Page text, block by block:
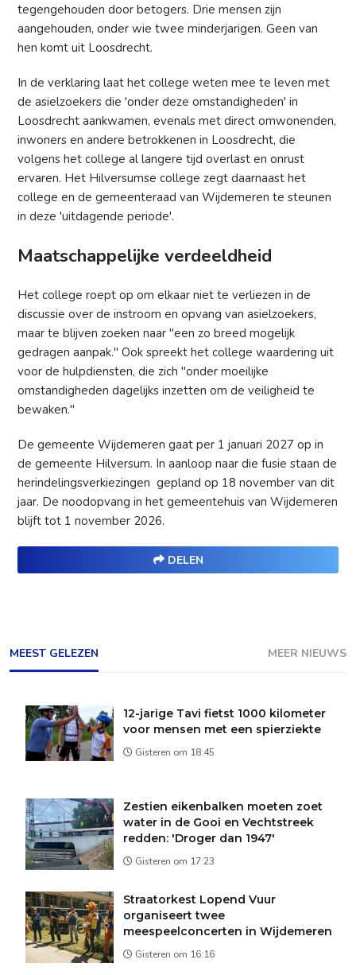
tegengehouden door betogers. Drie mensen zijn
aangehouden, onder wie twee minderjarigen. Geen van
hen komt uit Loosdrecht.
In de verklaring laat het college weten mee te leven met
de asielzoekers die 'onder deze omstandigheden' in
Loosdrecht aankwamen, evenals met direct omwonenden,
inwoners en andere betrokkenen in Loosdrecht, die
volgens het college al langere tijd overlast en onrust
ervaren. Het Hilversumse college zegt daarnaast het
college en de gemeenteraad van Wijdemeren te steunen
in deze 'uitdagende periode'.
Maatschappelijke verdeeldheid
Het college roept op om elkaar niet te verliezen in de
discussie over de instroom en opvang van asielzoekers,
maar te blijven zoeken naar "een zo breed mogelijk
gedragen aanpak." Ook spreekt het college waardering uit
voor de hulpdiensten, die zich "onder moeilijke
omstandigheden dagelijks inzetten om de veiligheid te
bewaken."
De gemeente Wijdemeren gaat per 1 januari 2027 op in
de gemeente Hilversum. In aanloop naar die fusie staan de
herindelingsverkiezingen gepland op 18 november van dit
jaar. De noodopvang in het gemeentehuis van Wijdemeren
blijft tot 1 november 2026.
DELEN
MEEST GELEZEN MEER NIEUWS
12-jarige Tavi fietst 1000 kilometer
voor mensen met een spierziekte
Gisteren om 18:45
Zestien eikenbalken moeten zoet
water in de Gooi en Vechtstreek
redden: 'Droger dan 1947'
Gisteren om 17:23
Straatorkest Lopend Vuur
organiseert twee
meespeelconcerten in Wijdemeren
Gisteren om 16:16